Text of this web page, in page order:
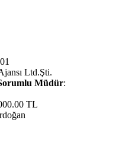
Ltd.Şti.
Müdür:
TL